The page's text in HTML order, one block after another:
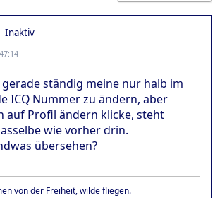
Inaktiv
ständig meine nur halb im
ICQ Nummer zu ändern, aber
auf Profil ändern klicke, steht
wie vorher drin.
übersehen?
von der Freiheit, wilde fliegen.